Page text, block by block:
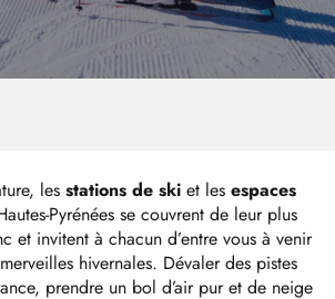
les stations de skiet les espaces
Pyrénées se couvrent de leur plus
et invitent à chacun d’entre vous à venir
hivernales. Dévaler des pistes
prendre un bol d’air pur et de neige